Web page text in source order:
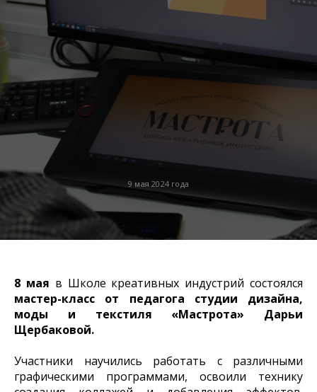
9 мая 2024 года
8 мая в Школе креативных индустрий состоялся
мастер-класс от педагога студии дизайна,
моды и текстиля «Мастрота» Дарьи
Щербаковой.
Участники научились работать с различными
графическими программами, освоили технику